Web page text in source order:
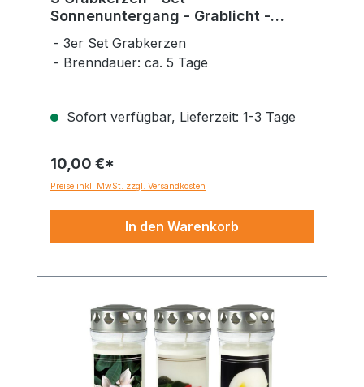
Sonnenuntergang - Grablicht -
Std.
3er Set Grabkerzen
Brenndauer: ca. 5 Tage
Sofort verfügbar, Lieferzeit: 1-3 Tage
10,00 €*
Preise inkl. MwSt. zzgl. Versandkosten
In den Warenkorb